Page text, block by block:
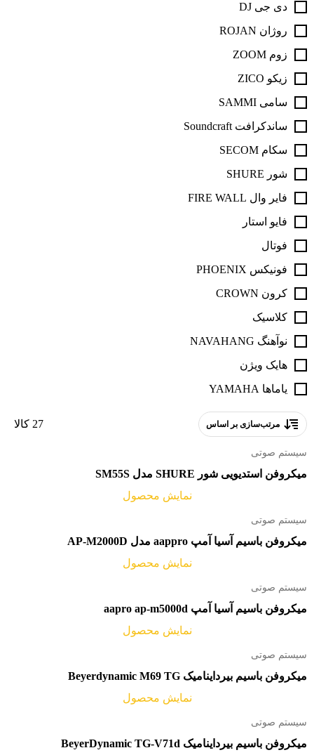
دی جی DJ
روژان ROJAN
زوم ZOOM
زیکو ZICO
سامی SAMMI
ساندکرافت Soundcraft
سکام SECOM
شور SHURE
فایر وال FIRE WALL
فایو استار
فوتال
فونیکس PHOENIX
کرون CROWN
کلاسیک
نوآهنگ NAVAHANG
هایک ویژن
یاماها YAMAHA
27 کالا مرتب‌سازی بر اساس
سیستم صوتی
میکروفن استدیویی شور SHURE مدل SM55S
نمایش محصول
سیستم صوتی
میکروفن باسیم آسیا آمپ aappro مدل AP-M2000D
نمایش محصول
سیستم صوتی
میکروفن باسیم آسیا آمپ aapro ap-m5000d
نمایش محصول
سیستم صوتی
میکروفن باسیم بیرداینامیک Beyerdynamic M69 TG
نمایش محصول
سیستم صوتی
میکروفن باسیم بیرداینامیک BeyerDynamic TG-V71d